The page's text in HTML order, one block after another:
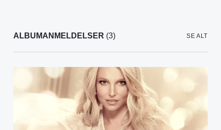
ALBUMANMELDELSER (3) SE ALT